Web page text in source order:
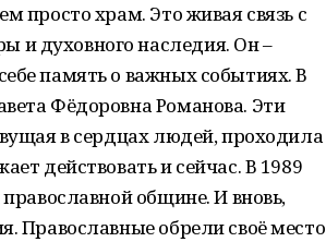
просто храм. Это живая связь с
и духовного наследия. Он –
память о важных событиях. В
Фёдоровна Романова. Эти
в сердцах людей, проходила
действовать и сейчас. В 1989
общине. И вновь,
Православные обрели своё место